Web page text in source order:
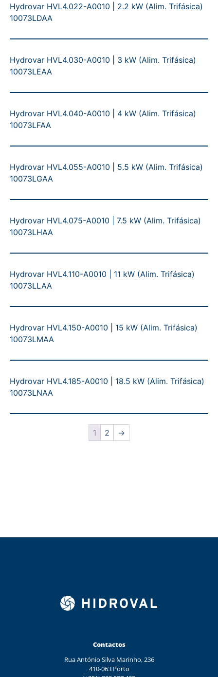
Hydrovar HVL4.022-A0010 | 2.2 kW (Alim. Trifásica)
10073LDAA
Hydrovar HVL4.030-A0010 | 3 kW (Alim. Trifásica)
10073LEAA
Hydrovar HVL4.040-A0010 | 4 kW (Alim. Trifásica)
10073LFAA
Hydrovar HVL4.055-A0010 | 5.5 kW (Alim. Trifásica)
10073LGAA
Hydrovar HVL4.075-A0010 | 7.5 kW (Alim. Trifásica)
10073LHAA
Hydrovar HVL4.110-A0010 | 11 kW (Alim. Trifásica)
10073LLAA
Hydrovar HVL4.150-A0010 | 15 kW (Alim. Trifásica)
10073LMAA
Hydrovar HVL4.185-A0010 | 18.5 kW (Alim. Trifásica)
10073LNAA
1 2 →
Contactos
Rua António Silva Marinho, 236
410-063 Porto